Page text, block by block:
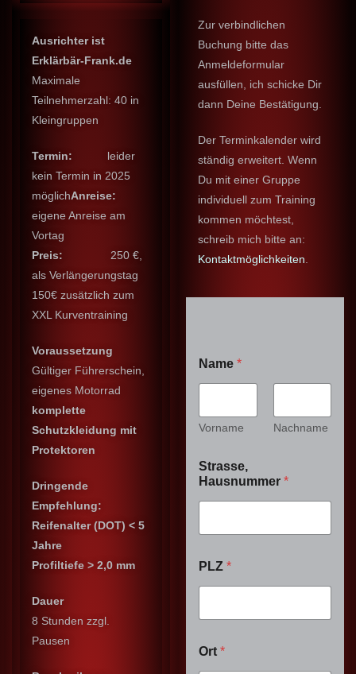
Ausrichter ist
Erklärbär-Frank.de
Maximale
Teilnehmerzahl: 40 in
Kleingruppen
Termin:
leider
kein Termin in 2025
möglichAnreise:
eigene Anreise am
Vortag
Preis: 250 €,
als Verlängerungstag
150€ zusätzlich zum
XXL Kurventraining
Voraussetzung
Gültiger Führerschein,
eigenes Motorrad
komplette
Schutzkleidung mit
Protektoren
Dringende
Empfehlung:
Reifenalter (DOT) < 5
Jahre
Profiltiefe > 2,0 mm
Dauer
8 Stunden zzgl.
Pausen
Zur verbindlichen
Buchung bitte das
Anmeldeformular
ausfüllen, ich schicke Dir
dann Deine Bestätigung.
Der Terminkalender wird
ständig erweitert. Wenn
Du mit einer Gruppe
individuell zum Training
kommen möchtest,
schreib mich bitte an:
Kontaktmöglichkeiten
Name *
Vorname Nachname
Strasse,
Hausnummer *
PLZ *
Ort *